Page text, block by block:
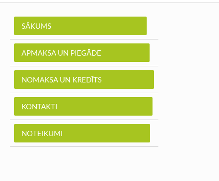
SĀKUMS
APMAKSA UN PIEGĀDE
NOMAKSA UN KREDĪTS
KONTAKTI
NOTEIKUMI